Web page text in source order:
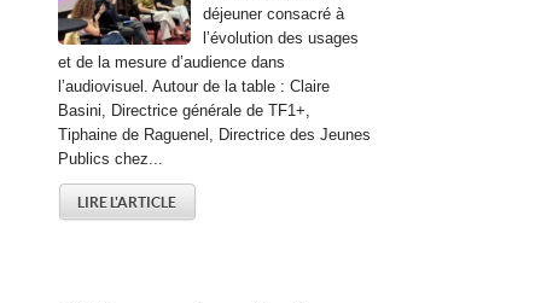
déjeuner consacré à
l’évolution des usages
et de la mesure d’audience dans
l’audiovisuel. Autour de la table : Claire
Basini, Directrice générale de TF1+,
Tiphaine de Raguenel, Directrice des Jeunes
Publics chez...
LIRE L'ARTICLE